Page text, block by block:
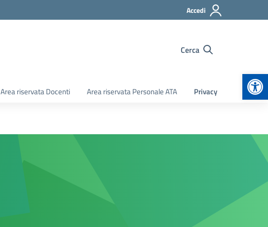
Accedi
Cerca
Area riservata Docenti Area riservata Personale ATA Privacy